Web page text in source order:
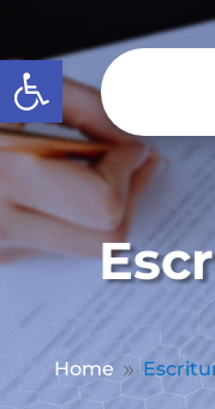
Abrir barra de
Home 9